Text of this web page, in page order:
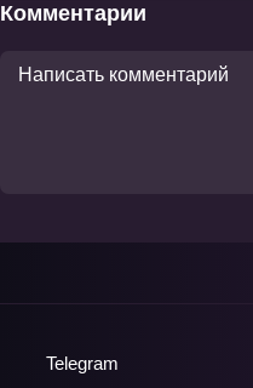
Комментарии
Telegram